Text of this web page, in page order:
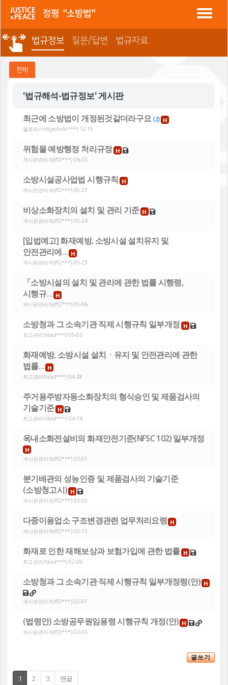
정평 "소방법"
법규정보 질문/답변 법규자료
전체
'법규해석-법규정보' 게시판
최근에 소방법이 개정된것같더라구요 (2) H
엘로파이어(yellofir***) 12-15
위험물 예방행정 처리규정 H
게시판관리자(ff2***) 06-03
소방시설공사업법 시행규칙 H
게시판관리자(ff2***) 05-27
비상소화장치의 설치 및 관리 기준 H
게시판관리자(ff2***) 05-24
[입법예고] 화재예방, 소방시설 설치유지 및
안전관리에… H
게시판관리자(ff2***) 05-23
「소방시설의 설치 및 관리에 관한 법률 시행령,
시행규… H
게시판관리자(ff2***) 05-06
소방청과 그 소속기관 직제 시행규칙 일부개정 H
최고관리자(ad***) 05-02
화재예방, 소방시설 설치ㆍ유지 및 안전관리에 관한
법률… H
최고관리자(ad***) 04-28
주거용주방자동소화장치의 형식승인 및 제품검사의
기술기준 H
최고관리자(ad***) 04-14
옥내소화전설비의 화재안전기준(NFSC 102) 일부개정
H
게시판관리자(ff2***) 03-07
분기배관의 성능인증 및 제품검사의 기술기준
(소방청고시) H
게시판관리자(ff2***) 03-03
다중이용업소 구조변경관련 업무처리요령 H
게시판관리자(ff2***) 02-11
화재로 인한 재해보상과 보험가입에 관한 법률 H
최고관리자(ad***) 02-09
소방청과 그 소속기관 직제 시행규칙 일부개정령(안) H
게시판관리자(ff2***) 02-07
(법령안) 소방공무원임용령 시행규칙 개정(안) H
게시판관리자(ff2***) 02-03
글쓰기
1 2 3 맨끝